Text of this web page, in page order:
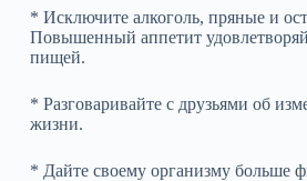
* Исключите алкоголь, пряные и
Повышенный аппетит
пищей.
* Разговаривайте с друзьями об
жизни.
* Дайте своему организму больше